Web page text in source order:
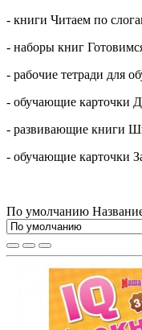
- книги Читаем по
- наборы книг
- рабочие тетради для
- обучающие карточки
- развивающие книги
- обучающие карточки
По умолчанию